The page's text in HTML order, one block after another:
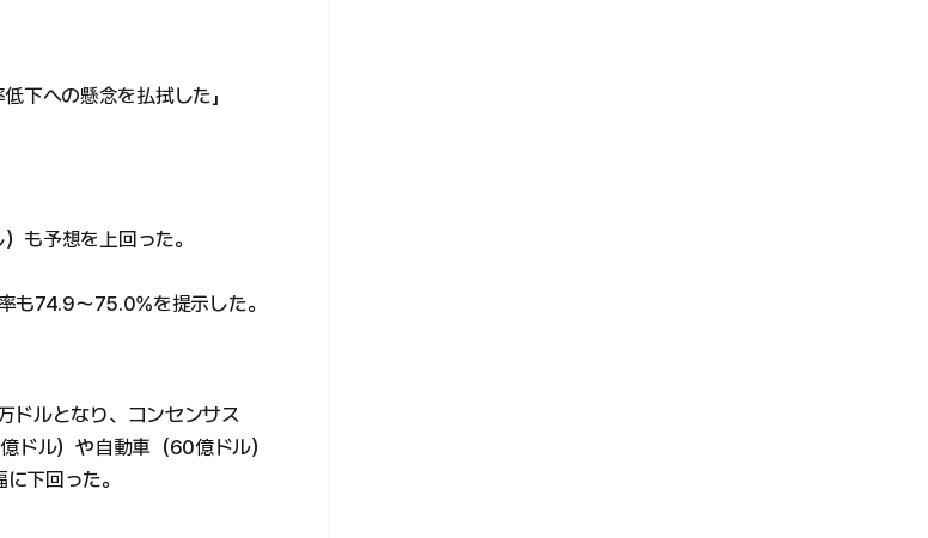
下への懸念を払拭した」
も予想を上回った。
も74.9〜75.0%を提示した。
ドルとなり、コンセンサス
ドル）や自動車（60億ドル）
下回った。